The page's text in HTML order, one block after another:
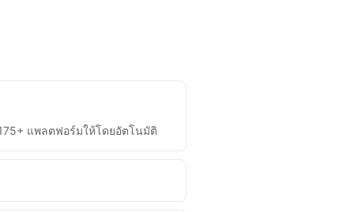
แพลตฟอร์มให้โดยอัตโนมัติ